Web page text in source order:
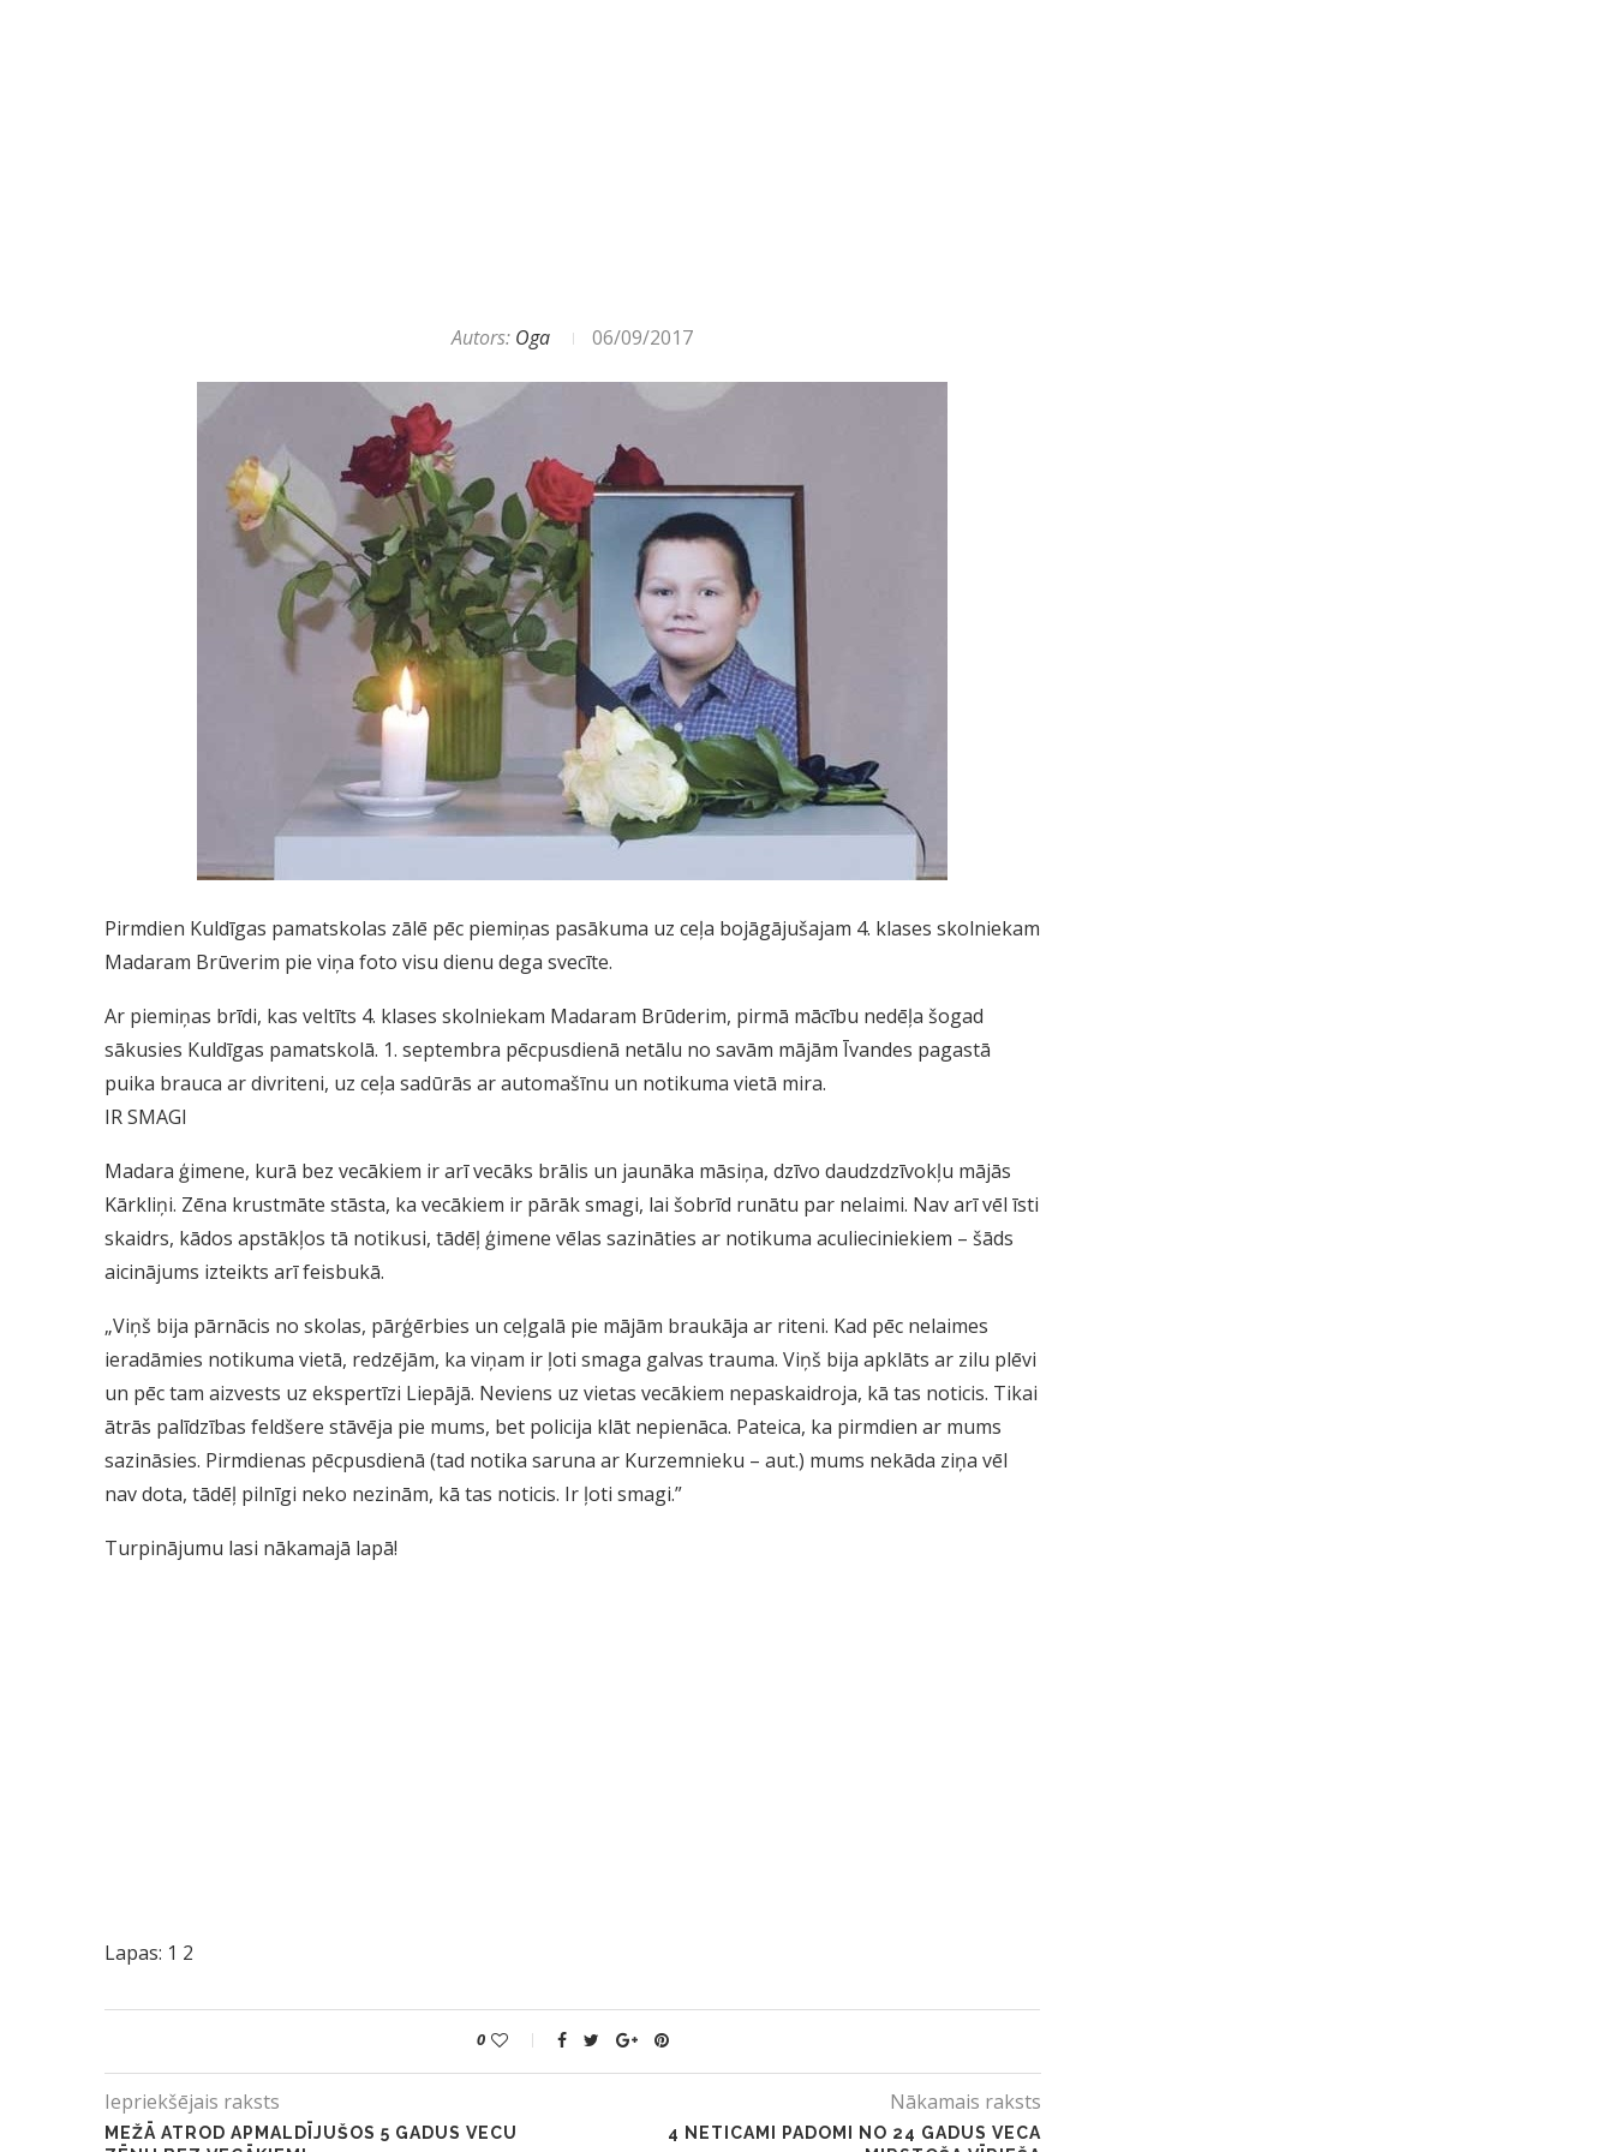
Autors: Oga 06/09/2017
Pirmdien Kuldīgas pamatskolas zālē pēc piemiņas pasākuma uz ceļa bojāgājušajam 4. klases skolniekam
Madaram Brūverim pie viņa foto visu dienu dega svecīte.
Ar piemiņas brīdi, kas veltīts 4. klases skolniekam Madaram Brūderim, pirmā mācību nedēļa šogad
sākusies Kuldīgas pamatskolā. 1. septembra pēcpusdienā netālu no savām mājām Īvandes pagastā
puika brauca ar divriteni, uz ceļa sadūrās ar automašīnu un notikuma vietā mira.
IR SMAGI
Madara ģimene, kurā bez vecākiem ir arī vecāks brālis un jaunāka māsiņa, dzīvo daudzdzīvokļu mājās
Kārkliņi. Zēna krustmāte stāsta, ka vecākiem ir pārāk smagi, lai šobrīd runātu par nelaimi. Nav arī vēl īsti
skaidrs, kādos apstākļos tā notikusi, tādēļ ģimene vēlas sazināties ar notikuma aculieciniekiem – šāds
aicinājums izteikts arī feisbukā.
„Viņš bija pārnācis no skolas, pārģērbies un ceļgalā pie mājām braukāja ar riteni. Kad pēc nelaimes
ieradāmies notikuma vietā, redzējām, ka viņam ir ļoti smaga galvas trauma. Viņš bija apklāts ar zilu plēvi
un pēc tam aizvests uz ekspertīzi Liepājā. Neviens uz vietas vecākiem nepaskaidroja, kā tas noticis. Tikai
ātrās palīdzības feldšere stāvēja pie mums, bet policija klāt nepienāca. Pateica, ka pirmdien ar mums
sazināsies. Pirmdienas pēcpusdienā (tad notika saruna ar Kurzemnieku – aut.) mums nekāda ziņa vēl
nav dota, tādēļ pilnīgi neko nezinām, kā tas noticis. Ir ļoti smagi.”
Turpinājumu lasi nākamajā lapā!
Lapas: 1 2
0
Iepriekšējais raksts
MEŽĀ ATROD APMALDĪJUŠOS 5 GADUS VECU
Nākamais raksts
4 NETICAMI PADOMI NO 24 GADUS VECA